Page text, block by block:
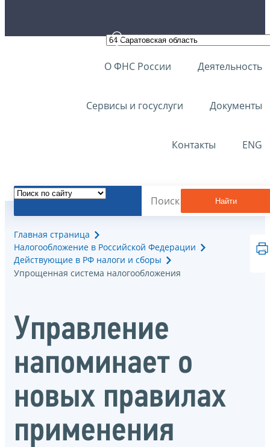
О ФНС России Деятельность
Сервисы и госуслуги Документы
Контакты ENG
Найти
Главная страница
Налогообложение в Российской Федерации
Действующие в РФ налоги и сборы
Упрощенная система налогообложения
Управление
напоминает о
новых правилах
применения